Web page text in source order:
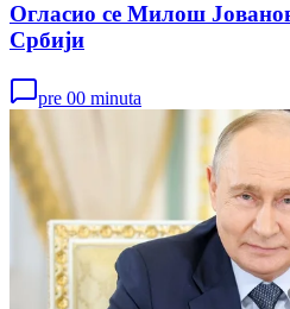
Огласио се Милош
Србији
pre 00 minuta